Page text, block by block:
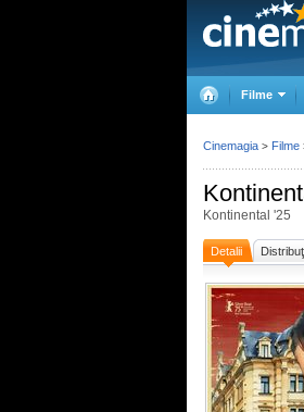
Filme
Kontinental '25
Detalii
Cinemagia > Filme